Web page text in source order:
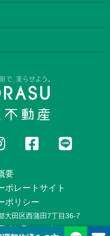
要
ポレートサイト
ポリシー
大田区西蒲田7丁目36-7
Reserved.